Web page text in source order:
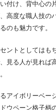
付け、背中心の
高度な職人技の
のも魅力です。
ントとしてはも
見る人が見れば
アイボリーベー
ウペーン格子柄